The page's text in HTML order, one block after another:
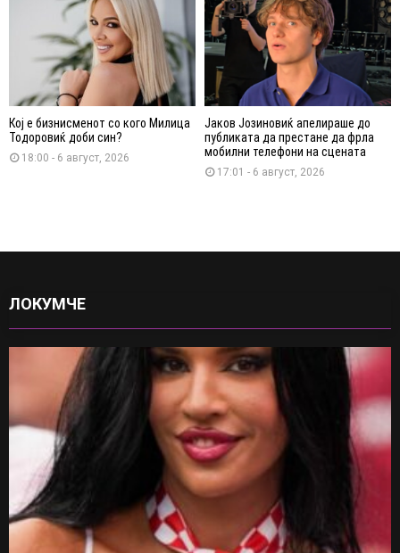
Кој е бизнисменот со кого Милица
Тодоровиќ доби син?
18:00 - 6 август, 2026
Јаков Јозиновиќ апелираше до
публиката да престане да фрла
мобилни телефони на сцената
17:01 - 6 август, 2026
ЛОКУМЧЕ